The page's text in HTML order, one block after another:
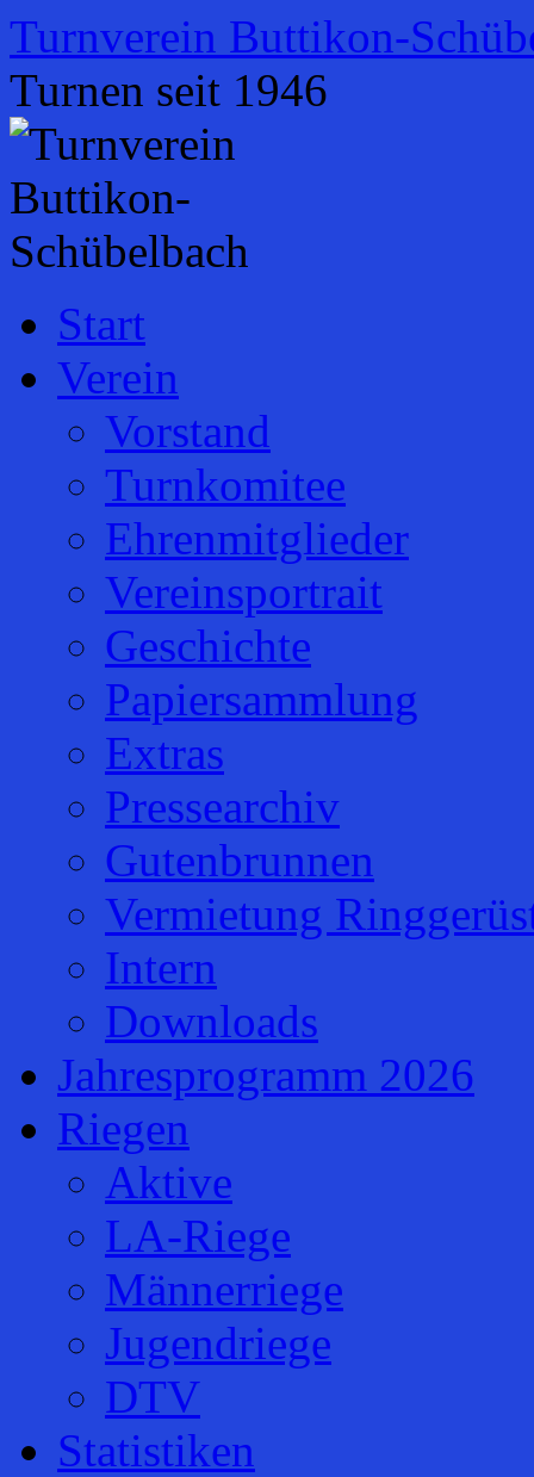
Zum
springen
Turnverein Buttikon-
Turnen seit 1946
Start
Verein
Vorstand
Turnkomitee
Ehrenmitglieder
Vereinsportrait
Geschichte
Papiersammlung
Extras
Pressearchiv
Gutenbrunnen
Vermietung
Intern
Downloads
Jahresprogramm 2026
Riegen
Aktive
LA-Riege
Männerriege
Jugendriege
DTV
Statistiken